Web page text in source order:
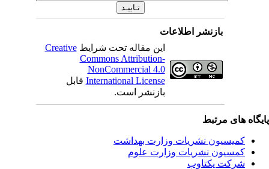
بازنشر اطلاعات
این مقاله تحت شرایطCreative
Commons Attribution-
NonCommercial 4.0
International Licenseقابل
بازنشر است.
های مرتبط
کمیسیون نشریات وزارت بهداشت
کمسیون نشریات وزارت علوم
شرکت یکتاوب